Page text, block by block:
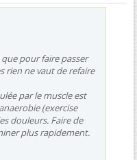
pour faire passer
rien ne vaut de refaire
par le muscle est
(exercise
douleurs. Faire de
plus rapidement.